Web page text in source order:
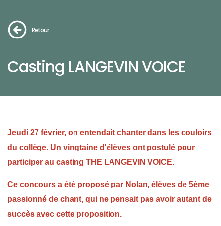
Retour
Casting LANGEVIN VOICE
Jeudi 27 février, on entendait chanter dans les couloirs
du collège. Un vingtaine d'élèves ont postulé pour
participer au casting THE LANGEVIN VOICE.
Ce concours a été proposé par Nolan, élèves de 5ème
passionné de chant, qui ne pensait pas avoir autant de
succès avec cette proposition.